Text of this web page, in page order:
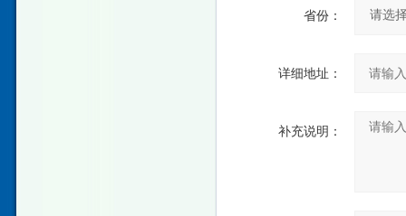
省份：
详细地址：
补充说明：